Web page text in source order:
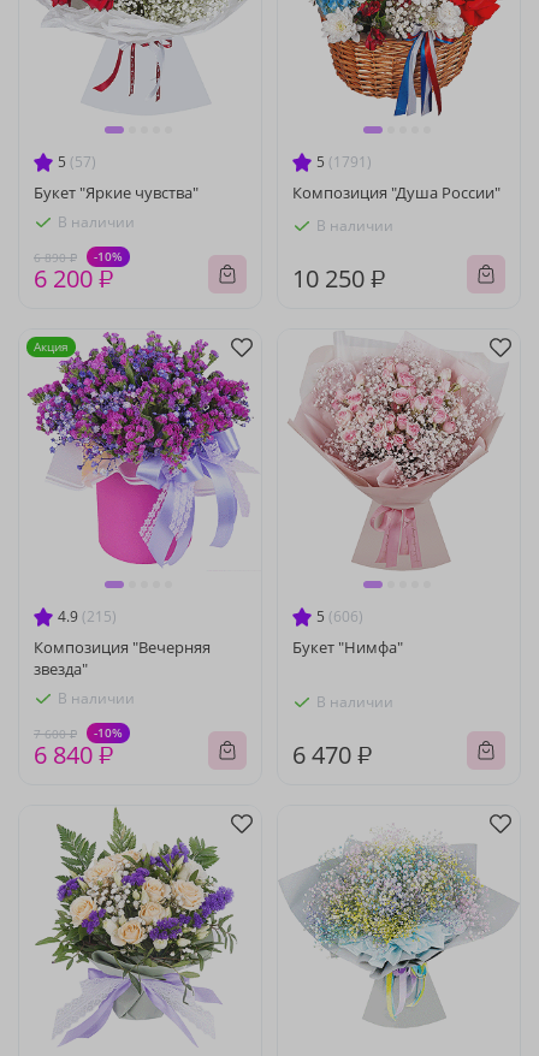
5 (57)
Букет "Яркие чувства"
В наличии
6 890 ₽ -10%
6 200 ₽
5 (1791)
Композиция "Душа России"
В наличии
10 250 ₽
4.9 (215)
Композиция "Вечерняя
звезда"
В наличии
7 600 ₽ -10%
6 840 ₽
Акция
5 (606)
Букет "Нимфа"
В наличии
6 470 ₽